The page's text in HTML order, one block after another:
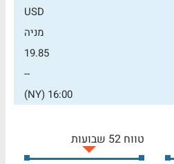
USD
מניה
19.85
--
16:00 (NY)
טווח 52 שבועות